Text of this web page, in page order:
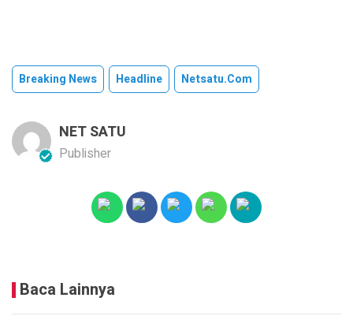
Breaking News Headline Netsatu.com
NET SATU
Publisher
Baca Lainnya